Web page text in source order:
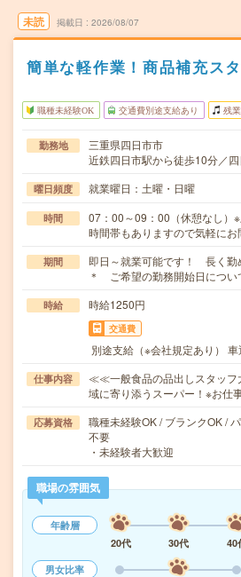
未読 掲載日 2026/08/07
簡単な軽作業！商品補充ス
職種未経験OK 交通費別途支給あり 残業
勤務地
三重県四日市市
近鉄四日市駅から徒歩10分／
曜日頻度 就業曜日：土曜・日曜
時間
07：00～09：00（休憩なし）
時間帯もありますので気軽に
期間
即日～就業可能です！ 長く勤
＊ ご希望の勤務開始日につい
時給 時給1250円
交通費
別途支給（※会社規定あり）
仕事内容
≪≪一般食品の品出しスタッ
域に寄り添うスーパー！※お仕
応募資格
職種未経験OK / ブランクOK /
不要
・未経験者大歓迎
職場の雰囲気
年齢層
20代
30代 40
男女比率